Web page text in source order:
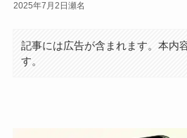
2025年7月2日 瀬名
記事には広告が含まれます。本内
す。